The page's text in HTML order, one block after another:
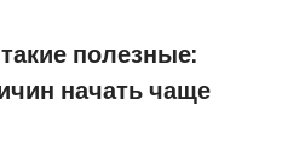
полезные:
начать чаще